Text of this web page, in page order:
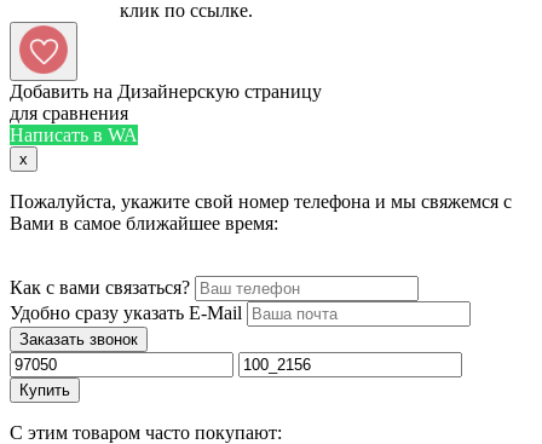
Добавить на Дизайнерскую страницу
для сравнения
Написать в WA
x
Пожалуйста, укажите свой номер телефона и мы свяжемся с
Вами в самое ближайшее время:
Как с вами связаться?
Удобно сразу указать E-Mail
Заказать звонок
Купить
С этим товаром часто покупают: